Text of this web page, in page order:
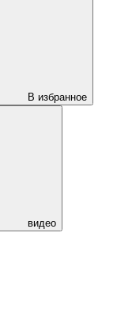
В избранное
видео